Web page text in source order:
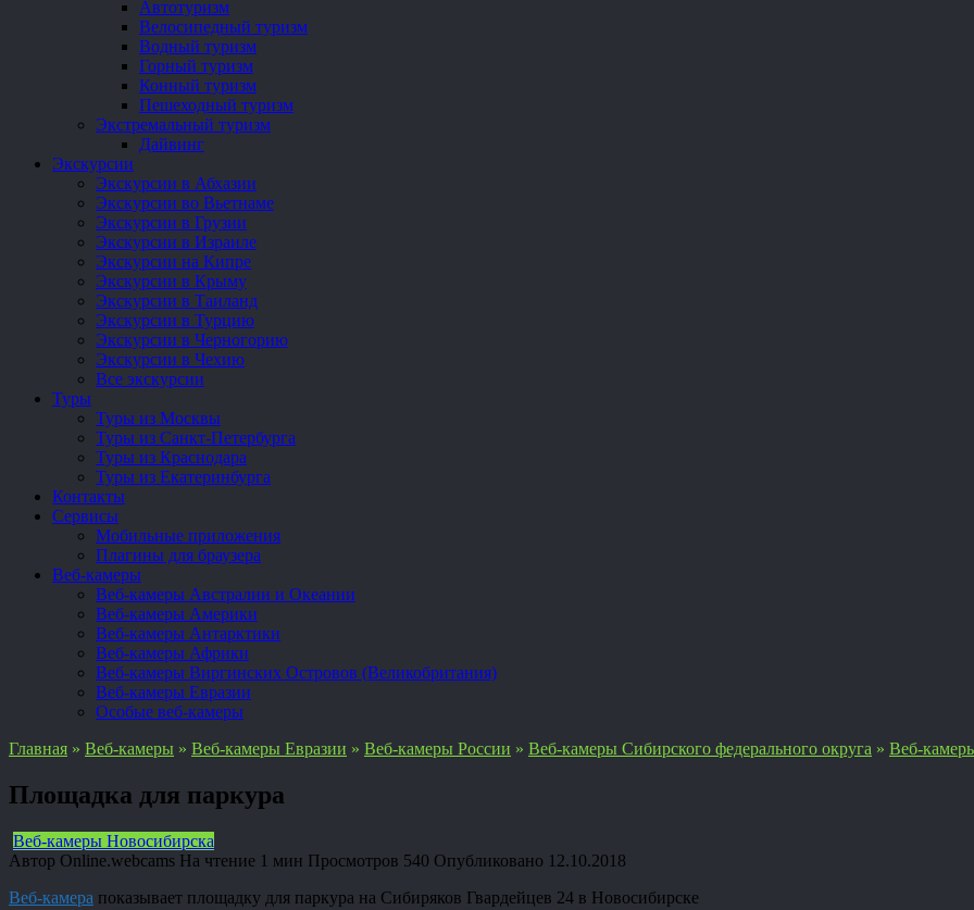
Автотуризм
Велосипедный туризм
Водный туризм
Горный туризм
Конный туризм
Пешеходный туризм
Экстремальный туризм
Дайвинг
Экскурсии
Экскурсии в Абхазии
Экскурсии во Вьетнаме
Экскурсии в Грузии
Экскурсии в Израиле
Экскурсии на Кипре
Экскурсии в Крыму
Экскурсии в Таиланд
Экскурсии в Турцию
Экскурсии в Черногорию
Экскурсии в Чехию
Все экскурсии
Туры
Туры из Москвы
Туры из Санкт-Петербурга
Туры из Краснодара
Туры из Екатеринбурга
Контакты
Сервисы
Мобильные приложения
Плагины для браузера
Веб-камеры
Веб-камеры Австралии и Океании
Веб-камеры Америки
Веб-камеры Антарктики
Веб-камеры Африки
Веб-камеры Виргинских Островов (Великобритания)
Веб-камеры Евразии
Особые веб-камеры
Главная » Веб-камеры » Веб-камеры Евразии » Веб-камеры России » Веб-камеры Сибирского федерального округа » Веб-
Площадка для паркура
Веб-камеры Новосибирска
Автор Online.webcams На чтение 1 мин Просмотров 540 Опубликовано 12.10.2018
Веб-камера показывает площадку для паркура на Сибиряков Гвардейцев 24 в Новосибирске